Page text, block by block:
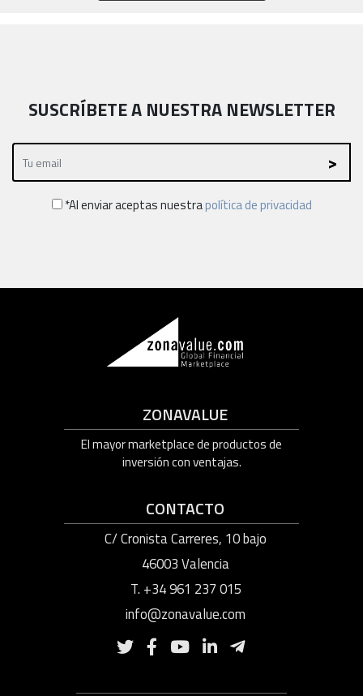
SUSCRÍBETE A NUESTRA NEWSLETTER
*Al enviar aceptas nuestrapolítica de privacidad
ZONAVALUE
El mayor marketplace de productos de
inversión con ventajas.
CONTACTO
C/ Cronista Carreres, 10 bajo
46003 Valencia
T. +34 961 237 015
info@zonavalue.com